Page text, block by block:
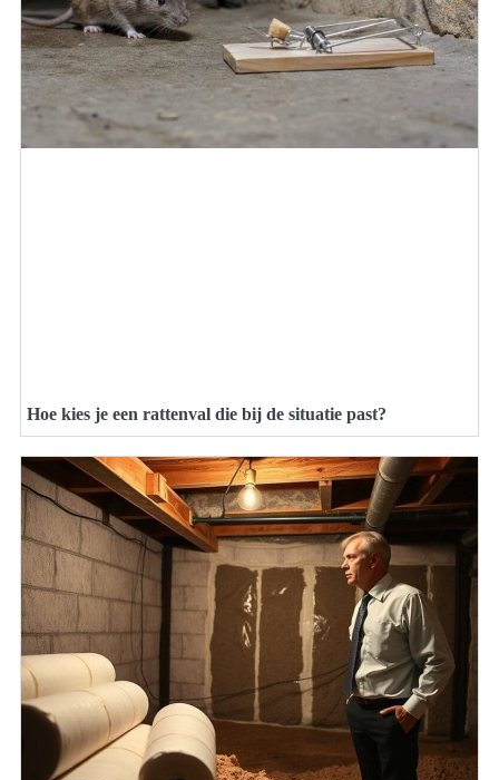
Hoe kies je een rattenval die bij de situatie past?